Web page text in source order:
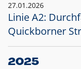
27.01.2026
Linie A2:
Quickborner
2025